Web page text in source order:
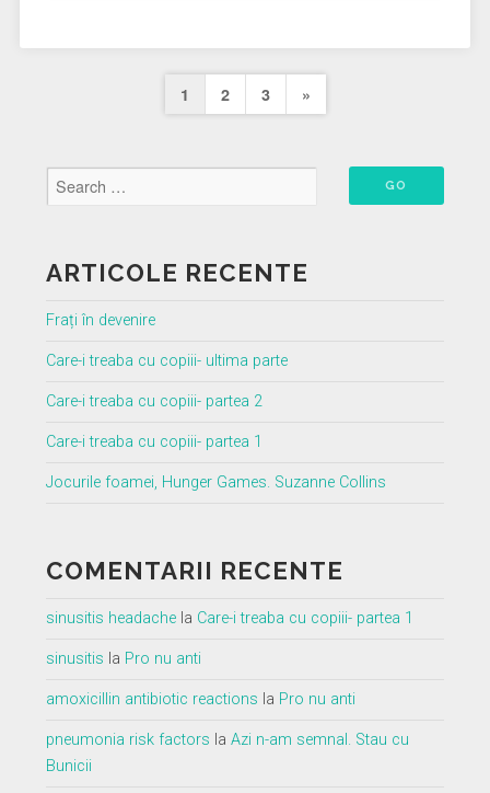
Paginație
1 2 3
Next
»
ARTICOLE RECENTE
Frați în devenire
Care-i treaba cu copiii- ultima parte
Care-i treaba cu copiii- partea 2
Care-i treaba cu copiii- partea 1
Jocurile foamei, Hunger Games. Suzanne Collins
COMENTARII RECENTE
sinusitis headachela Care-i treaba cu copiii- partea 1
sinusitis la Pro nu anti
amoxicillin antibiotic reactions la Pro nu anti
pneumonia risk factors la Azi n-am semnal. Stau cu
Bunicii